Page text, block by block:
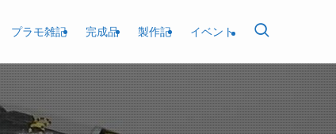
プラモ雑記 完成品 製作記 イベント